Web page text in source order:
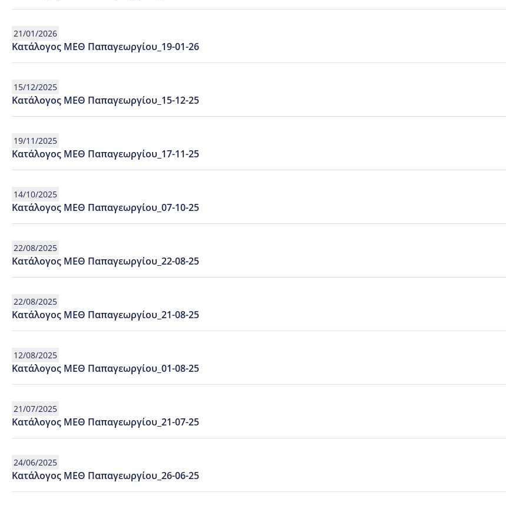
21/01/2026
Κατάλογος ΜΕΘ Παπαγεωργίου_19-01-26
15/12/2025
Κατάλογος ΜΕΘ Παπαγεωργίου_15-12-25
19/11/2025
Κατάλογος ΜΕΘ Παπαγεωργίου_17-11-25
14/10/2025
Κατάλογος ΜΕΘ Παπαγεωργίου_07-10-25
22/08/2025
Κατάλογος ΜΕΘ Παπαγεωργίου_22-08-25
22/08/2025
Κατάλογος ΜΕΘ Παπαγεωργίου_21-08-25
12/08/2025
Κατάλογος ΜΕΘ Παπαγεωργίου_01-08-25
21/07/2025
Κατάλογος ΜΕΘ Παπαγεωργίου_21-07-25
24/06/2025
Κατάλογος ΜΕΘ Παπαγεωργίου_26-06-25